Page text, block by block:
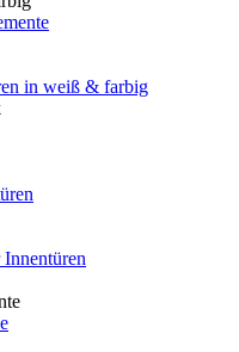
in weiß & farbig